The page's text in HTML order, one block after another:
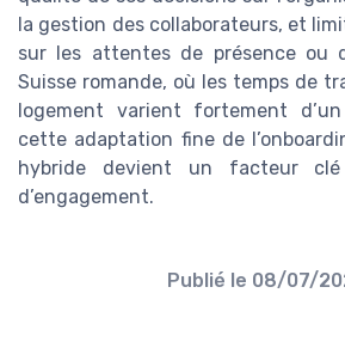
la gestion des collaborateurs, et
sur les attentes de présence ou
Suisse romande, où les temps de
logement varient fortement
cette adaptation fine de
hybride devient un facteur
d’engagement.
Publié le 08/07/